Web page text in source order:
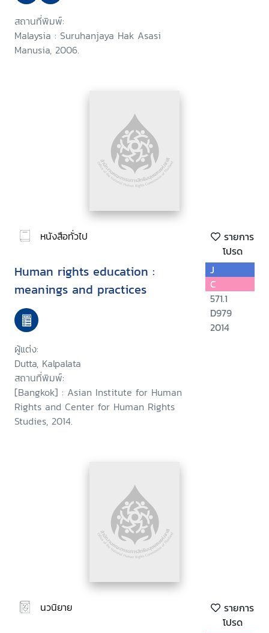
สถานที่พิมพ์:
Malaysia : Suruhanjaya Hak Asasi
Manusia, 2006.
หนังสือทั่วไป
รายการ
โปรด
Human rights education :
meanings and practices
ผู้แต่ง:
Dutta, Kalpalata
สถานที่พิมพ์:
[Bangkok] : Asian Institute for Human
Rights and Center for Human Rights
Studies, 2014.
J
C
571.1
D979
2014
นวนิยาย
รายการ
โปรด